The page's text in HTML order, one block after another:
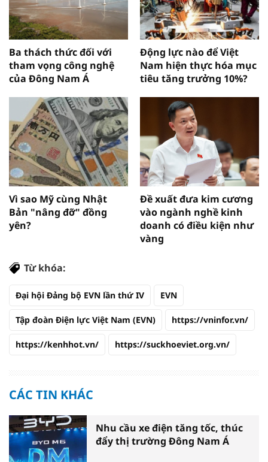
Ba thách thức đối với
tham vọng công nghệ
của Đông Nam Á
Động lực nào để Việt
Nam hiện thực hóa mục
tiêu tăng trưởng 10%?
Vì sao Mỹ cùng Nhật
Bản "nâng đỡ" đồng
yên?
Đề xuất đưa kim cương
vào ngành nghề kinh
doanh có điều kiện như
vàng
Từ khóa:
Đại hội Đảng bộ EVN lần thứ IV EVN
Tập đoàn Điện lực Việt Nam (EVN) https://vninfor.vn/
https://kenhhot.vn/ https://suckhoeviet.org.vn/
CÁC TIN KHÁC
Nhu cầu xe điện tăng tốc, thúc
đẩy thị trường Đông Nam Á